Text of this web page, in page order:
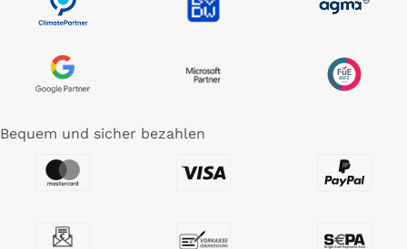
Bequem und sicher bezahlen